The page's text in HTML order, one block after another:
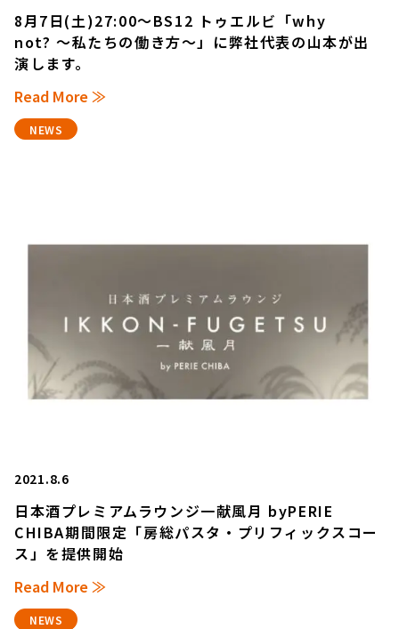
8月7日(土)27:00～BS12 トゥエルビ「why
not? 〜私たちの働き方〜」に弊社代表の山本が出
演します。
Read More ≫
NEWS
2021.8.6
日本酒プレミアムラウンジ一献風月 byPERIE
CHIBA期間限定「房総パスタ・プリフィックスコー
ス」を提供開始
Read More ≫
NEWS